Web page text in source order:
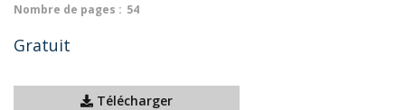
Nombre de pages : 54
Gratuit
Télécharger